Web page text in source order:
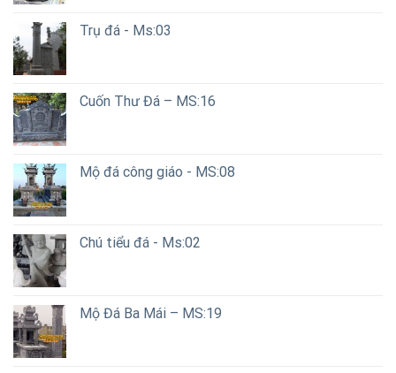
Trụ đá - Ms:03
Cuốn Thư Đá – MS:16
Mộ đá công giáo - MS:08
Chú tiểu đá - Ms:02
Mộ Đá Ba Mái – MS:19